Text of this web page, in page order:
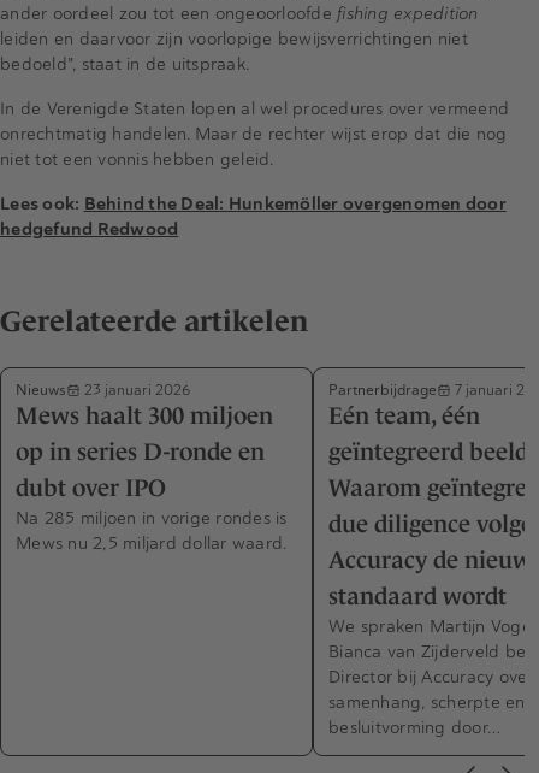
ander oordeel zou tot een ongeoorloofde fishing expedition
leiden en daarvoor zijn voorlopige bewijsverrichtingen niet
bedoeld", staat in de uitspraak.
In de Verenigde Staten lopen al wel procedures over vermeend
onrechtmatig handelen. Maar de rechter wijst erop dat die nog
niet tot een vonnis hebben geleid.
Lees ook: Behind the Deal: Hunkemöller overgenomen door
hedgefund Redwood
Gerelateerde artikelen
Nieuws 23 januari 2026
Mews haalt 300 miljoen
op in series D-ronde en
dubt over IPO
Na 285 miljoen in vorige rondes is
Mews nu 2,5 miljard dollar waard.
Partnerbijdrage 7 januari
Eén team, één
geïntegreerd beeld
Waarom
due diligence
Accuracy de
standaard wordt
We spraken Martijn
Bianca van Zijderveld
Director bij Accuracy over
samenhang, scherpte en
besluitvorming door…